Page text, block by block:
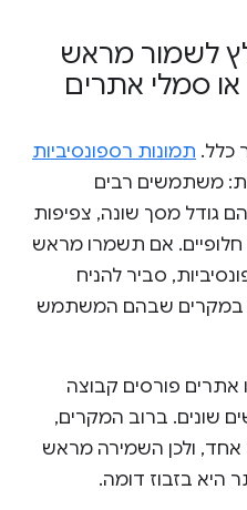
לשמור מראש
או סמלי אתרים
כלל. תמונות רספונסיביות
משתמשים רבים
גודל מסך שונה, צפיפות
חלופיים. אם תשמרו מראש
סביר להניח
במקרים שבהם המשתמש
פורסים קבוצה
שונים. ברוב המקרים,
ולכן השמירה מראש
היא בזבוז דומה.